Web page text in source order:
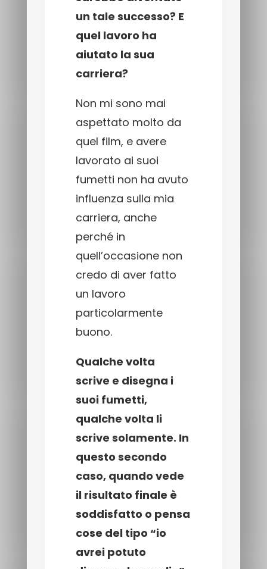
un tale successo? E
quel lavoro ha
aiutato la sua
carriera?
Non mi sono mai
aspettato molto da
quel film, e avere
lavorato ai suoi
fumetti non ha avuto
influenza sulla mia
carriera, anche
perché in
quell’occasione non
credo di aver fatto
un lavoro
particolarmente
buono.
Qualche volta
scrive e disegna i
suoi fumetti,
qualche volta li
scrive solamente. In
questo secondo
caso, quando vede
il risultato finale è
soddisfatto o pensa
cose del tipo “io
avrei potuto